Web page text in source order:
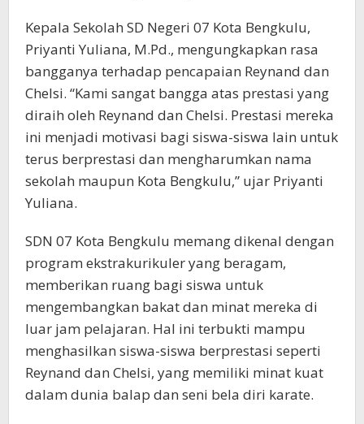
Kepala Sekolah SD Negeri 07 Kota Bengkulu,
Priyanti Yuliana, M.Pd., mengungkapkan rasa
bangganya terhadap pencapaian Reynand dan
Chelsi. “Kami sangat bangga atas prestasi yang
diraih oleh Reynand dan Chelsi. Prestasi mereka
ini menjadi motivasi bagi siswa-siswa lain untuk
terus berprestasi dan mengharumkan nama
sekolah maupun Kota Bengkulu,” ujar Priyanti
Yuliana.
SDN 07 Kota Bengkulu memang dikenal dengan
program ekstrakurikuler yang beragam,
memberikan ruang bagi siswa untuk
mengembangkan bakat dan minat mereka di
luar jam pelajaran. Hal ini terbukti mampu
menghasilkan siswa-siswa berprestasi seperti
Reynand dan Chelsi, yang memiliki minat kuat
dalam dunia balap dan seni bela diri karate.